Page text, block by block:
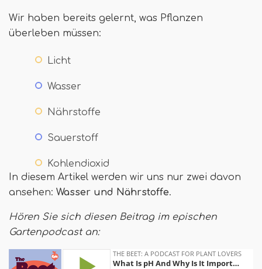
Wir haben bereits gelernt, was Pflanzen
überleben müssen:
Licht
Wasser
Nährstoffe
Sauerstoff
Kohlendioxid
In diesem Artikel werden wir uns nur zwei davon
ansehen: Wasser und Nährstoffe.
Hören Sie sich diesen Beitrag im epischen
Gartenpodcast an: